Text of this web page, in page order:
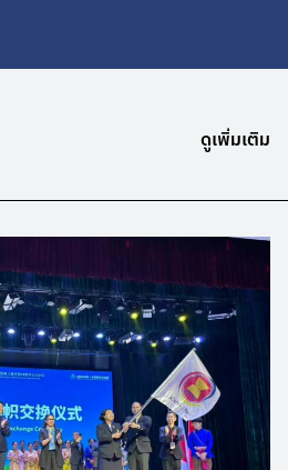
ดูเพิ่มเติม